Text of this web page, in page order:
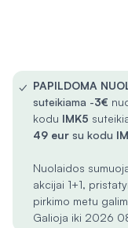
✓ PAPILDOMA
suteikiama -3€
kodu IMK5
49 eur su kodu
Nuolaidos
akcijai 1+1,
pirkimo metu
Galioja iki 2026